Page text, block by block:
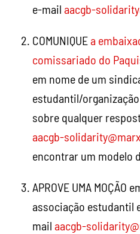
e-mail aacgb-
COMUNIQUE a
comissariado do
em nome de um
estudantil/
sobre qualquer
aacgb-
encontrar um modelo
APROVE UMA MOÇÃO
associação estudantil
mail aacgb-